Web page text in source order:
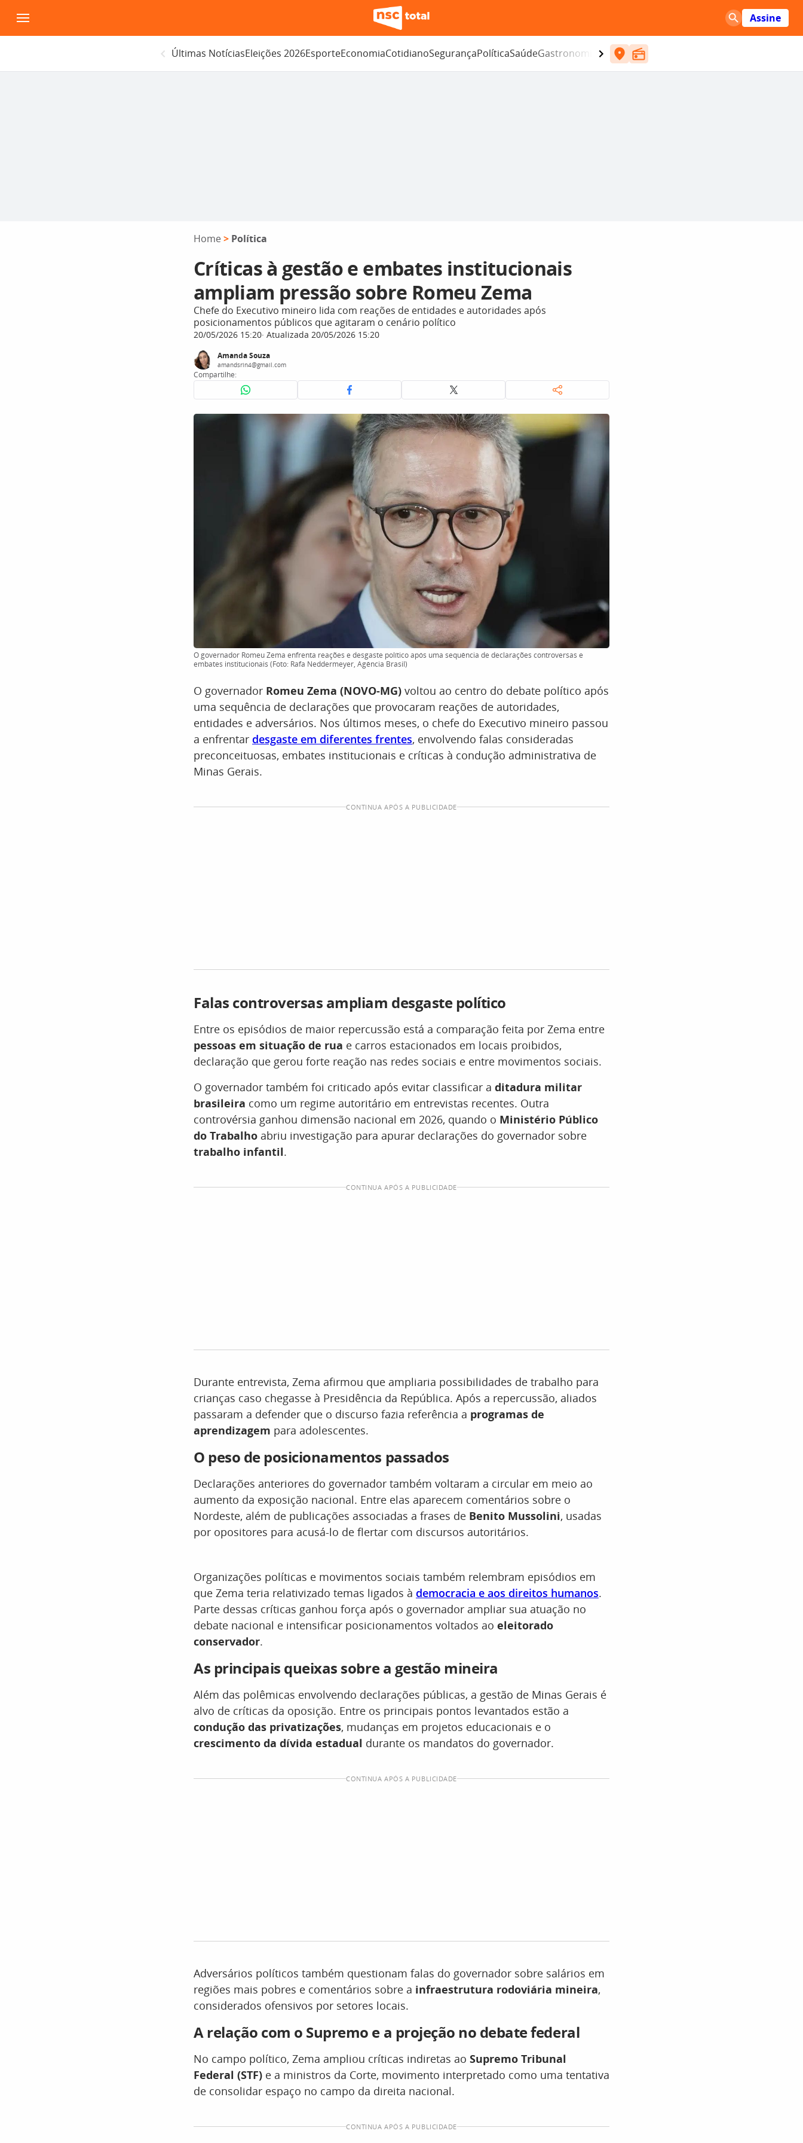
para
o
Assine
Últimas NotíciasEleições 2026EsporteEconomiaCotidianoSegurançaPolíticaSaúdeGastronomia Entretenimento
Home > Política
Críticas à gestão e embates institucionais
ampliam pressão sobre Romeu Zema
Chefe do Executivo mineiro lida com reações de entidades e autoridades após
posicionamentos públicos que agitaram o cenário político
20/05/2026 15:20 Atualizada 20/05/2026 15:20
Amanda Souza
amandsrin4@gmail.com
Compartilhe:
O governador Romeu Zema enfrenta reações e desgaste político após uma sequência de declarações controversas e
embates institucionais (Foto: Rafa Neddermeyer, Agência Brasil)
O governador Romeu Zema (NOVO-MG) voltou ao centro do debate político após
uma sequência de declarações que provocaram reações de autoridades,
entidades e adversários. Nos últimos meses, o chefe do Executivo mineiro passou
a enfrentar desgaste em diferentes frentes, envolvendo falas consideradas
preconceituosas, embates institucionais e críticas à condução administrativa de
Minas Gerais.
CONTINUA APÓS A PUBLICIDADE
Falas controversas ampliam desgaste político
Entre os episódios de maior repercussão está a comparação feita por Zema entre
pessoas em situação de rua e carros estacionados em locais proibidos,
declaração que gerou forte reação nas redes sociais e entre movimentos sociais.
O governador também foi criticado após evitar classificar a ditadura militar
brasileira como um regime autoritário em entrevistas recentes. Outra
controvérsia ganhou dimensão nacional em 2026, quando o Ministério Público
do Trabalho abriu investigação para apurar declarações do governador sobre
trabalho infantil.
CONTINUA APÓS A PUBLICIDADE
Durante entrevista, Zema afirmou que ampliaria possibilidades de trabalho para
crianças caso chegasse à Presidência da República. Após a repercussão, aliados
passaram a defender que o discurso fazia referência a programas de
aprendizagem para adolescentes.
O peso de posicionamentos passados
Declarações anteriores do governador também voltaram a circular em meio ao
aumento da exposição nacional. Entre elas aparecem comentários sobre o
Nordeste, além de publicações associadas a frases de Benito Mussolini, usadas
por opositores para acusá-lo de flertar com discursos autoritários.
Organizações políticas e movimentos sociais também relembram episódios em
que Zema teria relativizado temas ligados à democracia e aos direitos humanos.
Parte dessas críticas ganhou força após o governador ampliar sua atuação no
debate nacional e intensificar posicionamentos voltados ao eleitorado
conservador.
As principais queixas sobre a gestão mineira
Além das polêmicas envolvendo declarações públicas, a gestão de Minas Gerais é
alvo de críticas da oposição. Entre os principais pontos levantados estão a
condução das privatizações, mudanças em projetos educacionais e o
crescimento da dívida estadual durante os mandatos do governador.
CONTINUA APÓS A PUBLICIDADE
Adversários políticos também questionam falas do governador sobre salários em
regiões mais pobres e comentários sobre a infraestrutura rodoviária mineira,
considerados ofensivos por setores locais.
A relação com o Supremo e a projeção no debate federal
No campo político, Zema ampliou críticas indiretas ao Supremo Tribunal
Federal (STF) e a ministros da Corte, movimento interpretado como uma tentativa
de consolidar espaço no campo da direita nacional.
CONTINUA APÓS A PUBLICIDADE